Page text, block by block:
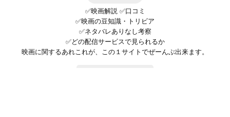
✅映画解説 ✅口コミ
✅映画の豆知識・トリビア
✅ネタバレありなし考察
✅どの配信サービスで見られるか
映画に関するあれこれが、この１サイトでぜーんぶ出来ます。